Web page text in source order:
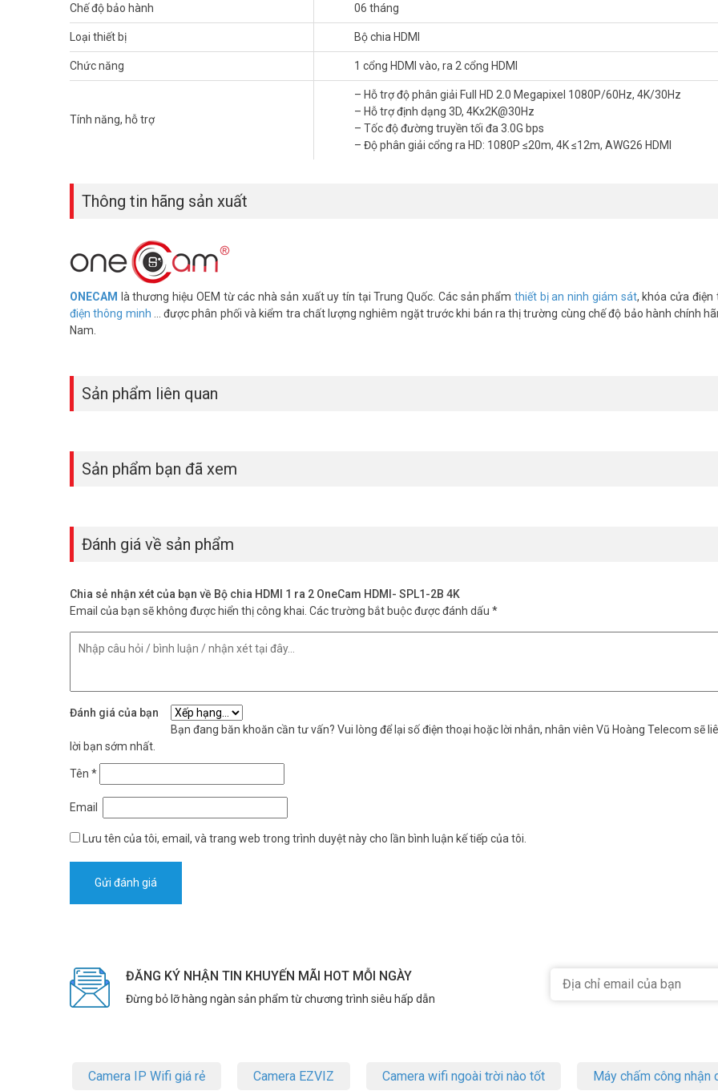
Chế độ bảo hành 06 tháng
Loại thiết bị Bộ chia HDMI
Chức năng 1 cổng HDMI vào, ra 2 cổng HDMI
Tính năng, hỗ trợ
– Hỗ trợ độ phân giải Full HD 2.0 Megapixel 1080P/60Hz, 4K/30Hz
– Hỗ trợ định dạng 3D, 4Kx2K@30Hz
– Tốc độ đường truyền tối đa 3.0G bps
– Độ phân giải cổng ra HD: 1080P ≤20m, 4K ≤12m, AWG26 HDMI
Thông tin hãng sản xuất
ONECAM là thương hiệu OEM từ các nhà sản xuất uy tín tại Trung Quốc. Các sản phẩmthiết bị an ninh giám sát, khóa cửa
điện thông minh ... được phân phối và kiểm tra chất lượng nghiêm ngặt trước khi bán ra thị trường cùng chế độ bảo hành chính
Nam.
Sản phẩm liên quan
Sản phẩm bạn đã xem
Đánh giá về sản phẩm
Chia sẻ nhận xét của bạn về Bộ chia HDMI 1 ra 2 OneCam HDMI- SPL1-2B 4K
Email của bạn sẽ không được hiển thị công khai. Các trường bắt buộc được đánh dấu *
Đánh giá của bạn
Bạn đang băn khoăn cần tư vấn? Vui lòng để lại số điện thoại hoặc lời nhắn, nhân viên Vũ Hoàng Telecom sẽ
lời bạn sớm nhất.
Tên *
Email
Lưu tên của tôi, email, và trang web trong trình duyệt này cho lần bình luận kế tiếp của tôi.
ĐĂNG KÝ NHẬN TIN KHUYẾN MÃI HOT MỖI NGÀY
Đừng bỏ lỡ hàng ngàn sản phẩm từ chương trình siêu hấp dẫn
Camera IP Wifi giá rẻ Camera EZVIZ Camera wifi ngoài trời nào tốt Máy chấm công nhận